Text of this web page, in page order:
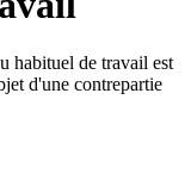
habituel de travail est
d'une contrepartie